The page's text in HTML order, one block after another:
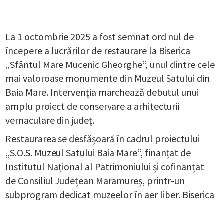
La 1 octombrie 2025 a fost semnat ordinul de
începere a lucrărilor de restaurare la Biserica
„Sfântul Mare Mucenic Gheorghe”, unul dintre cele
mai valoroase monumente din Muzeul Satului din
Baia Mare. Intervenția marchează debutul unui
amplu proiect de conservare a arhitecturii
vernaculare din județ.
Restaurarea se desfășoară în cadrul proiectului
„S.O.S. Muzeul Satului Baia Mare”, finanțat de
Institutul Național al Patrimoniului și cofinanțat
de Consiliul Județean Maramureș, printr-un
subprogram dedicat muzeelor în aer liber. Biserica